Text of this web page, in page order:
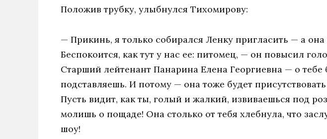
Положив трубку, улыбнулся Тихомирову:
— Прикинь, я только собирался Ленку пригласить — а она
Беспокоится, как тут у нас ее: питомец, — он повысил
Старший лейтенант Панарина Елена Георгиевна — о тебе
подставляешь. И потому — она тоже будет
Пусть видит, как ты, голый и жалкий, извиваешься под
молишь о пощаде! Она столько от тебя хлебнула, что
шоу!